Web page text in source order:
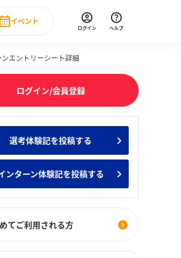
キング みんなのインターン人気企業ランキ
ュー
イベント
Event
直近のイベント一覧
ログイン ヘルプ
エントリーシート詳細
ログイン/会員登録
選考体験記を投稿する
ンターン体験記を投稿する
てご利用される方